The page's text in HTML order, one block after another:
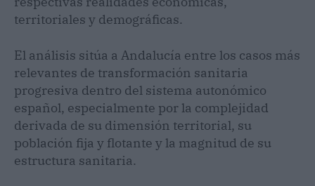
territoriales y demográficas.
El análisis sitúa a Andalucía entre los casos más
relevantes de transformación sanitaria
progresiva dentro del sistema autonómico
español, especialmente por la complejidad
derivada de su dimensión territorial, su
población fija y flotante y la magnitud de su
estructura sanitaria.